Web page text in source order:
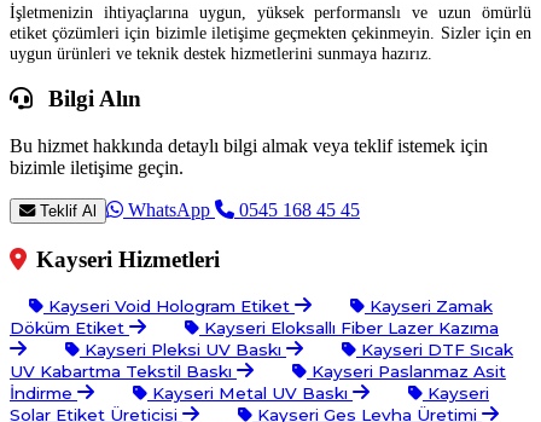
İşletmenizin ihtiyaçlarına uygun, yüksek performanslı ve uzun ömürlü
etiket çözümleri için bizimle iletişime geçmekten çekinmeyin. Sizler için en
uygun ürünleri ve teknik destek hizmetlerini sunmaya hazırız.
Bilgi Alın
Bu hizmet hakkında detaylı bilgi almak veya teklif istemek için
bizimle iletişime geçin.
Teklif Al WhatsApp 0545 168 45 45
Kayseri Hizmetleri
Kayseri Void Hologram Etiket
Kayseri Zamak
Döküm Etiket
Kayseri Eloksallı Fiber Lazer Kazıma
Kayseri Pleksi UV Baskı
Kayseri DTF Sıcak
UV Kabartma Tekstil Baskı
Kayseri Paslanmaz Asit
İndirme
Kayseri Metal UV Baskı
Kayseri
Solar Etiket Üreticisi
Kayseri Ges Levha Üretimi